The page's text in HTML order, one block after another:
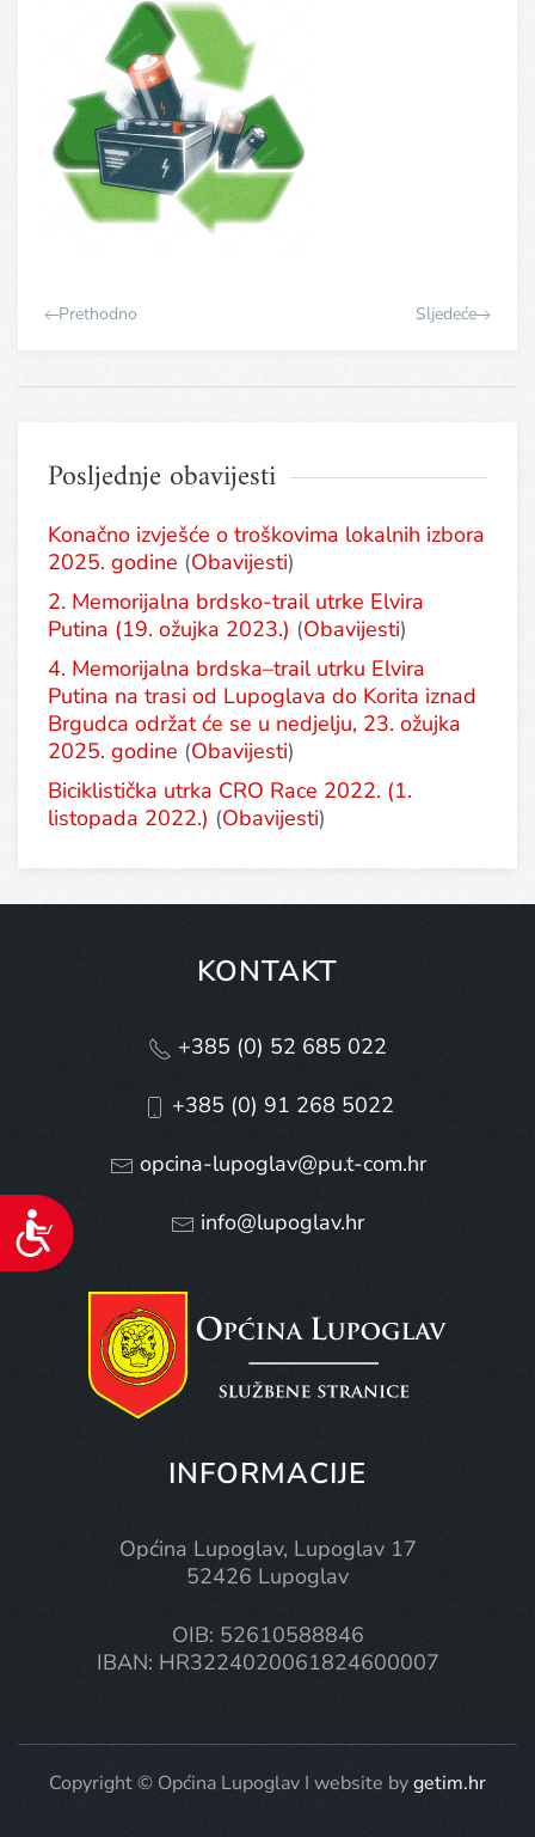
Pristupačnost
Prethodno Sljedeće
Posljednje obavijesti
Konačno izvješće o troškovima lokalnih izbora
2025. godine (Obavijesti)
2. Memorijalna brdsko-trail utrke Elvira
Putina (19. ožujka 2023.) (Obavijesti)
4. Memorijalna brdska–trail utrku Elvira
Putina na trasi od Lupoglava do Korita iznad
Brgudca održat će se u nedjelju, 23. ožujka
2025. godine (Obavijesti)
Biciklistička utrka CRO Race 2022. (1.
listopada 2022.) (Obavijesti)
KONTAKT
+385 (0) 52 685 022
+385 (0) 91 268 5022
opcina-lupoglav@pu.t-com.hr
info@lupoglav.hr
INFORMACIJE
Općina Lupoglav, Lupoglav 17
52426 Lupoglav
OIB: 52610588846
IBAN: HR3224020061824600007
Copyright © Općina Lupoglav I website bygetim.hr